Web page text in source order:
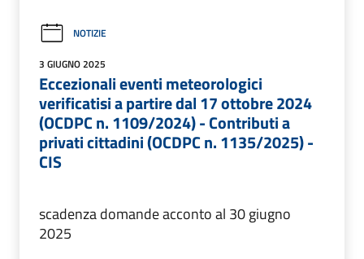
NOTIZIE
3 GIUGNO 2025
Eccezionali eventi meteorologici
verificatisi a partire dal 17 ottobre 2024
(OCDPC n. 1109/2024) - Contributi a
privati cittadini (OCDPC n. 1135/2025) -
CIS
scadenza domande acconto al 30 giugno
2025